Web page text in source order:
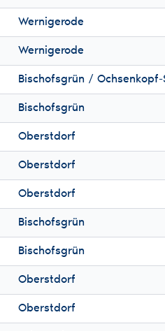
Wernigerode
Wernigerode
Bischofsgrün / Ochsenkopf-
Bischofsgrün
Oberstdorf
Oberstdorf
Oberstdorf
Bischofsgrün
Bischofsgrün
Oberstdorf
Oberstdorf